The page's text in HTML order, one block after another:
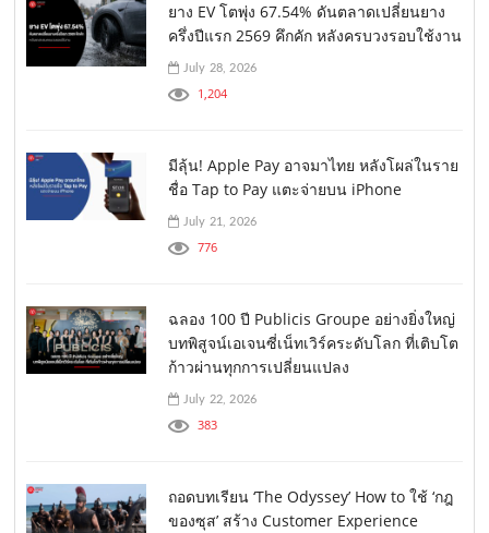
ยาง EV โตพุ่ง 67.54% ดันตลาดเปลี่ยนยาง
ครึ่งปีแรก 2569 คึกคัก หลังครบวงรอบใช้งาน
July 28, 2026
1,204
มีลุ้น! Apple Pay อาจมาไทย หลังโผล่ในราย
ชื่อ Tap to Pay แตะจ่ายบน iPhone
July 21, 2026
776
ฉลอง 100 ปี Publicis Groupe อย่างยิ่งใหญ่
บทพิสูจน์เอเจนซี่เน็ทเวิร์คระดับโลก ที่เติบโต
ก้าวผ่านทุกการเปลี่ยนแปลง
July 22, 2026
383
ถอดบทเรียน ‘The Odyssey’ How to ใช้ ‘กฎ
ของซุส’ สร้าง Customer Experience